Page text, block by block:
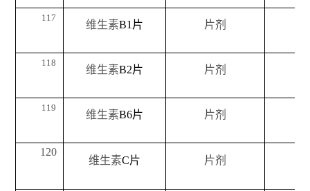
117
维生素B1 片 片剂
118
维生素B2片 片剂
119
维生素B6片 片剂
120
维生素C片 片剂